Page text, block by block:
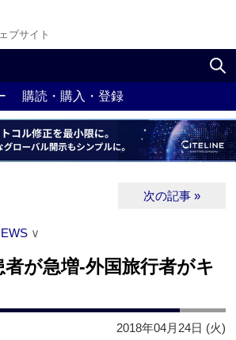
ブサイト
購読・購入・登録
次の記事 »
∨
が急増‐外国旅行者がキ
2018年04月24日 (火)